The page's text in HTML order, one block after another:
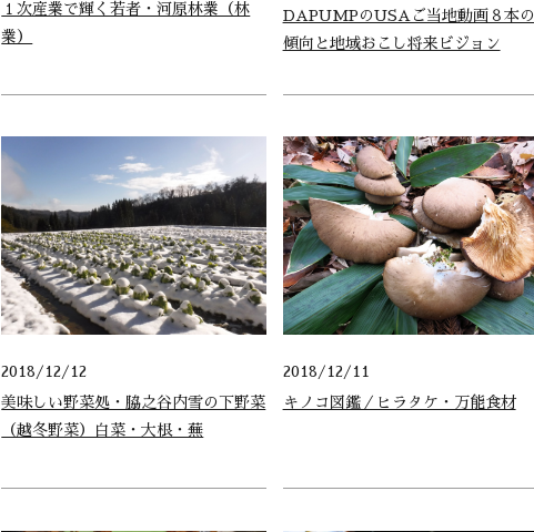
１次産業で輝く若者・河原林業（林
業）
DAPUMPのUSAご当地動画８本の
傾向と地域おこし将来ビジョン
2018/12/12
美味しい野菜処・脇之谷内雪の下野菜
（越冬野菜）白菜・大根・蕪
2018/12/11
キノコ図鑑／ヒラタケ・万能食材